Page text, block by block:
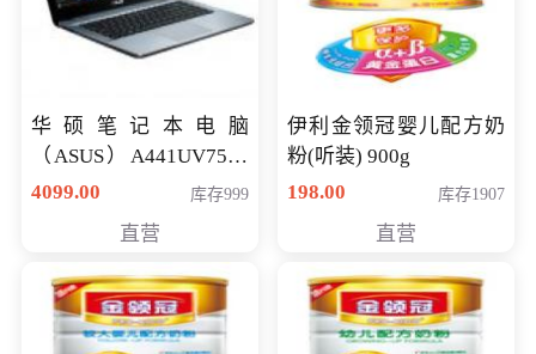
华硕笔记本电脑
（ASUS）A441UV7500
顽石（7代i7-7500U 4G
4099.00 库存999
直营
伊利金领冠婴儿配方奶
粉(听装) 900g
198.00
库存1907
直营